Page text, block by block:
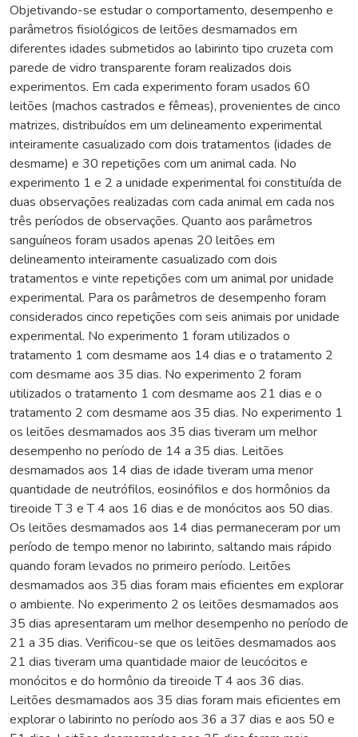
Objetivando-se estudar o comportamento, desempenho e
parâmetros fisiológicos de leitões desmamados em
diferentes idades submetidos ao labirinto tipo cruzeta com
parede de vidro transparente foram realizados dois
experimentos. Em cada experimento foram usados 60
leitões (machos castrados e fêmeas), provenientes de cinco
matrizes, distribuídos em um delineamento experimental
inteiramente casualizado com dois tratamentos (idades de
desmame) e 30 repetições com um animal cada. No
experimento 1 e 2 a unidade experimental foi constituída de
duas observações realizadas com cada animal em cada nos
três períodos de observações. Quanto aos parâmetros
sanguíneos foram usados apenas 20 leitões em
delineamento inteiramente casualizado com dois
tratamentos e vinte repetições com um animal por unidade
experimental. Para os parâmetros de desempenho foram
considerados cinco repetições com seis animais por unidade
experimental. No experimento 1 foram utilizados o
tratamento 1 com desmame aos 14 dias e o tratamento 2
com desmame aos 35 dias. No experimento 2 foram
utilizados o tratamento 1 com desmame aos 21 dias e o
tratamento 2 com desmame aos 35 dias. No experimento 1
os leitões desmamados aos 35 dias tiveram um melhor
desempenho no período de 14 a 35 dias. Leitões
desmamados aos 14 dias de idade tiveram uma menor
quantidade de neutrófilos, eosinófilos e dos hormônios da
tireoide T 3 e T 4 aos 16 dias e de monócitos aos 50 dias.
Os leitões desmamados aos 14 dias permaneceram por um
período de tempo menor no labirinto, saltando mais rápido
quando foram levados no primeiro período. Leitões
desmamados aos 35 dias foram mais eficientes em explorar
o ambiente. No experimento 2 os leitões desmamados aos
35 dias apresentaram um melhor desempenho no período de
21 a 35 dias. Verificou-se que os leitões desmamados aos
21 dias tiveram uma quantidade maior de leucócitos e
monócitos e do hormônio da tireoide T 4 aos 36 dias.
Leitões desmamados aos 35 dias foram mais eficientes em
explorar o labirinto no período aos 36 a 37 dias e aos 50 e